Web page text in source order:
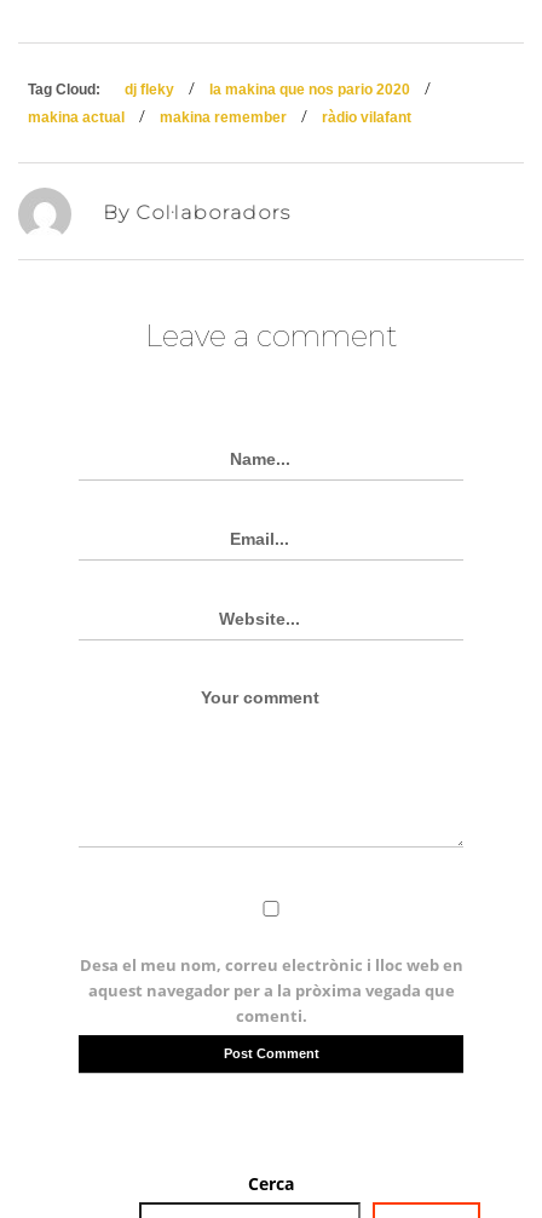
Tag Cloud: dj fleky / la makina que nos pario 2020 /
makina actual / makina remember / ràdio vilafant
By Col·laboradors
Leave a comment
Desa el meu nom, correu electrònic i lloc web en
aquest navegador per a la pròxima vegada que
comenti.
Cerca